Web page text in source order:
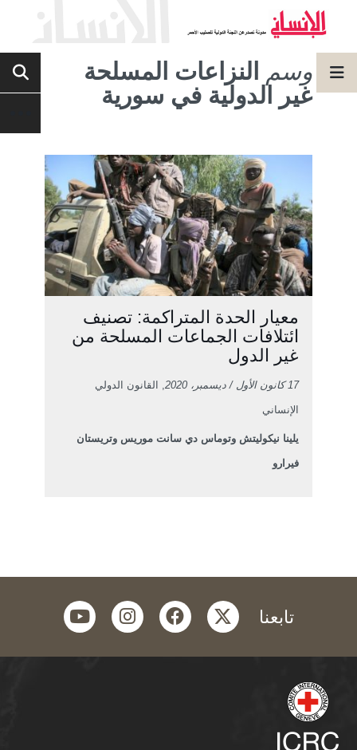
وسم النزاعات المسلحة
غير الدولية في سورية
معيار الحدة المتراكمة: تصنيف
ائتلافات الجماعات المسلحة من
غير الدول
17 كانون الأول / ديسمبر، 2020 , القانون الدولي
الإنساني
يلينا نيكوليتش وتوماس دي سانت موريس وتريستان
فيرارو
تابعنا twitter
facebook
instagram
youtube